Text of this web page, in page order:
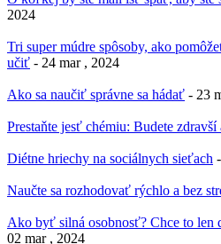
2024
Tri super múdre spôsoby, ako
učiť - 24 mar , 2024
Ako sa naučiť správne sa hádať - 23
Prestaňte jesť chémiu: Budete zdravší
Diétne hriechy na sociálnych sieťach
Naučte sa rozhodovať rýchlo a bez
Ako byť silná osobnosť? Chce to len
02 mar , 2024